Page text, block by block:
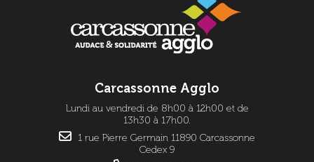
Carcassonne Agglo
Lundi au vendredi de 8h00 à 12h00 et de
13h30 à 17h00.
1 rue Pierre Germain 11890 Carcassonne
Cedex 9